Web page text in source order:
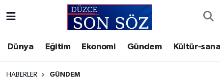
Dünya Eğitim Ekonomi Gündem Kültür-
HABERLER GÜNDEM
Gizlilik Sözleşmesi
Akçakoca Hava Durumu